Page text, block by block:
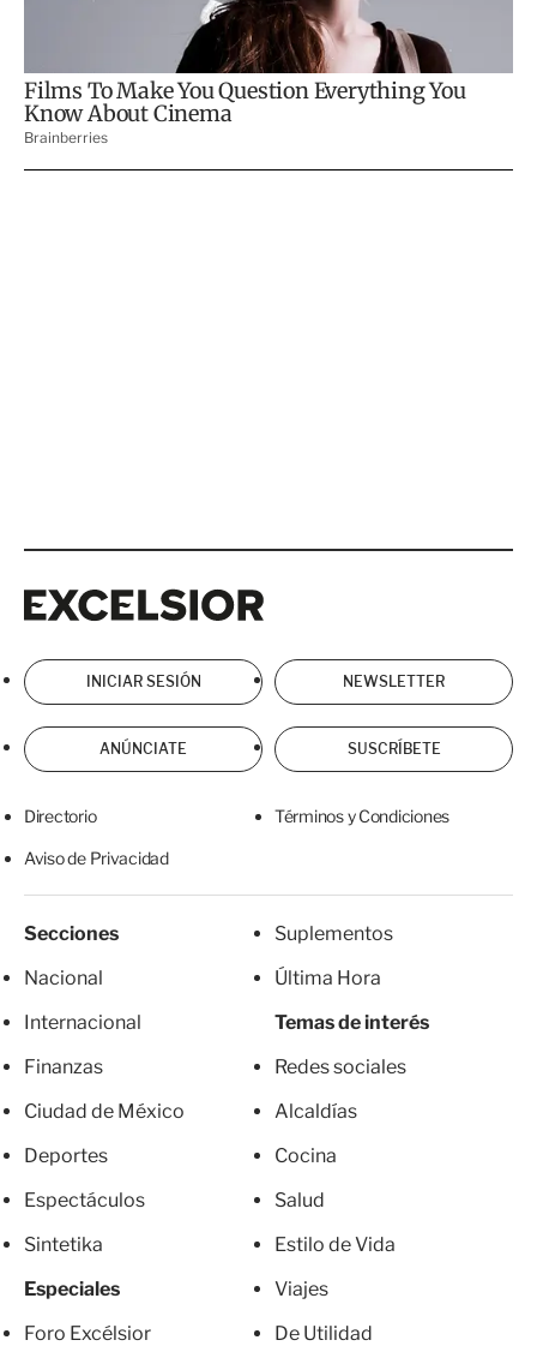
INICIAR SESIÓN NEWSLETTER
ANÚNCIATE SUSCRÍBETE
Directorio Términos y Condiciones
Aviso de Privacidad
Secciones
Nacional
Internacional
Finanzas
Ciudad de México
Deportes
Espectáculos
Sintetika
Especiales
Foro Excélsior
Suplementos
Última Hora
Temas de interés
Redes sociales
Alcaldías
Cocina
Salud
Estilo de Vida
Viajes
De Utilidad